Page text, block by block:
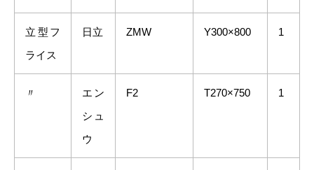
立型フ
ライス
日立 ZMW Y300×800 1
〃
エン
シュ
ウ
F2 T270×750 1